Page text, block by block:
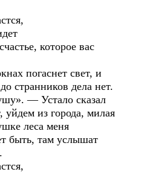
которое вас
погаснет свет, и
странников дела нет.
— Устало сказал
из города, милая
леса меня
быть, там услышат